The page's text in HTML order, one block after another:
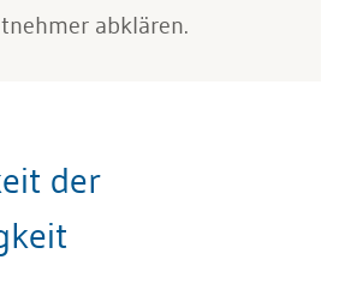
abklären.
der